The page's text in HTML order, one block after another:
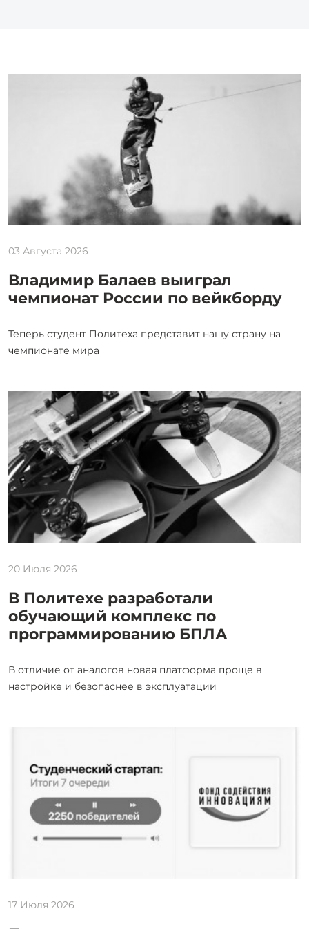
03 Августа 2026
Владимир Балаев выиграл
чемпионат России по вейкборду
Теперь студент Политеха представит нашу страну на
чемпионате мира
20 Июля 2026
В Политехе разработали
обучающий комплекс по
программированию БПЛА
В отличие от аналогов новая платформа проще в
настройке и безопаснее в эксплуатации
17 Июля 2026